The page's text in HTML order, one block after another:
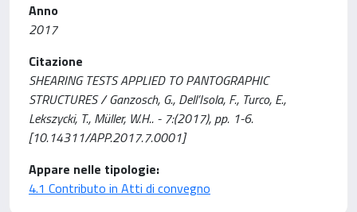
Anno
2017
Citazione
SHEARING TESTS APPLIED TO PANTOGRAPHIC
STRUCTURES / Ganzosch, G., Dell’Isola, F., Turco, E.,
Lekszycki, T., Müller, W.H.. - 7:(2017), pp. 1-6.
[10.14311/APP.2017.7.0001]
Appare nelle tipologie:
4.1 Contributo in Atti di convegno